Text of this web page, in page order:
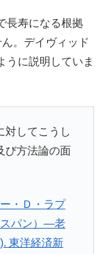
長寿になる根拠
。デイヴィッド
うに説明していま
対してこうし
び方法論の面
・Ｄ・ラプ
スパン）―老
東洋経済新